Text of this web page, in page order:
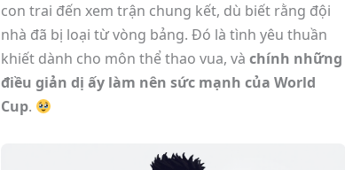
con trai đến xem trận chung kết, dù biết rằng đội
nhà đã bị loại từ vòng bảng. Đó là tình yêu thuần
khiết dành cho môn thể thao vua, và chính những
điều giản dị ấy làm nên sức mạnh của World
Cup.